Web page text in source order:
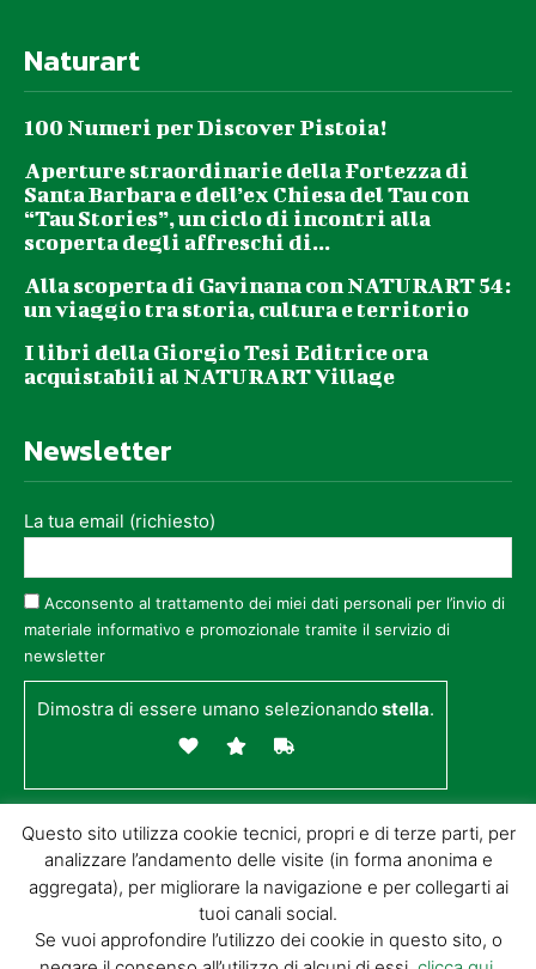
Naturart
100 Numeri per Discover Pistoia!
Aperture straordinarie della Fortezza di
Santa Barbara e dell’ex Chiesa del Tau con
“Tau Stories”, un ciclo di incontri alla
scoperta degli affreschi di...
Alla scoperta di Gavinana con NATURART 54:
un viaggio tra storia, cultura e territorio
I libri della Giorgio Tesi Editrice ora
acquistabili al NATURART Village
Newsletter
La tua email (richiesto)
Acconsento al trattamento dei miei dati personali per l’invio di
materiale informativo e promozionale tramite il servizio di
newsletter
Dimostra di essere umano selezionandostella.
Questo sito utilizza cookie tecnici, propri e di terze parti, per
analizzare l’andamento delle visite (in forma anonima e
aggregata), per migliorare la navigazione e per collegarti ai
tuoi canali social.
Se vuoi approfondire l’utilizzo dei cookie in questo sito, o